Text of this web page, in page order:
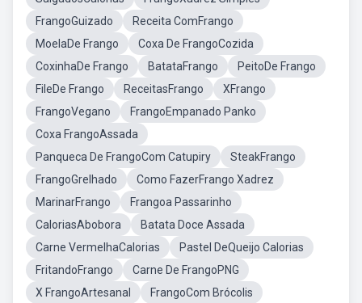
FrangoGuizado
Receita ComFrango
MoelaDe Frango
Coxa De FrangoCozida
CoxinhaDe Frango
BatataFrango
PeitoDe Frango
FileDe Frango
ReceitasFrango
XFrango
FrangoVegano
FrangoEmpanado Panko
Coxa FrangoAssada
Panqueca De FrangoCom Catupiry
SteakFrango
FrangoGrelhado
Como FazerFrango Xadrez
MarinarFrango
Frangoa Passarinho
CaloriasAbobora
Batata Doce Assada
Carne VermelhaCalorias
Pastel DeQueijo Calorias
FritandoFrango
Carne De FrangoPNG
X FrangoArtesanal
FrangoCom Brócolis